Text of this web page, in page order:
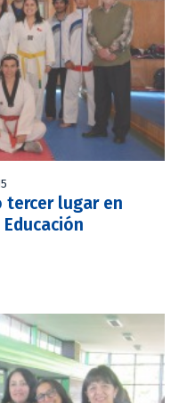
tercer lugar en